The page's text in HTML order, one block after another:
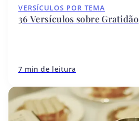
VERSÍCULOS POR TEMA
36 Versículos sobre Gratidão
7 min de leitura